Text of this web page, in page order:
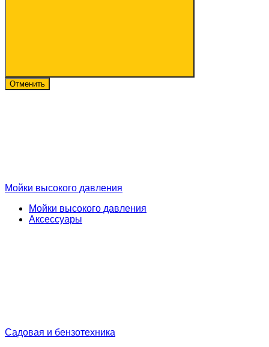
Отменить
Мойки высокого давления
Мойки высокого давления
Аксессуары
Садовая и бензотехника